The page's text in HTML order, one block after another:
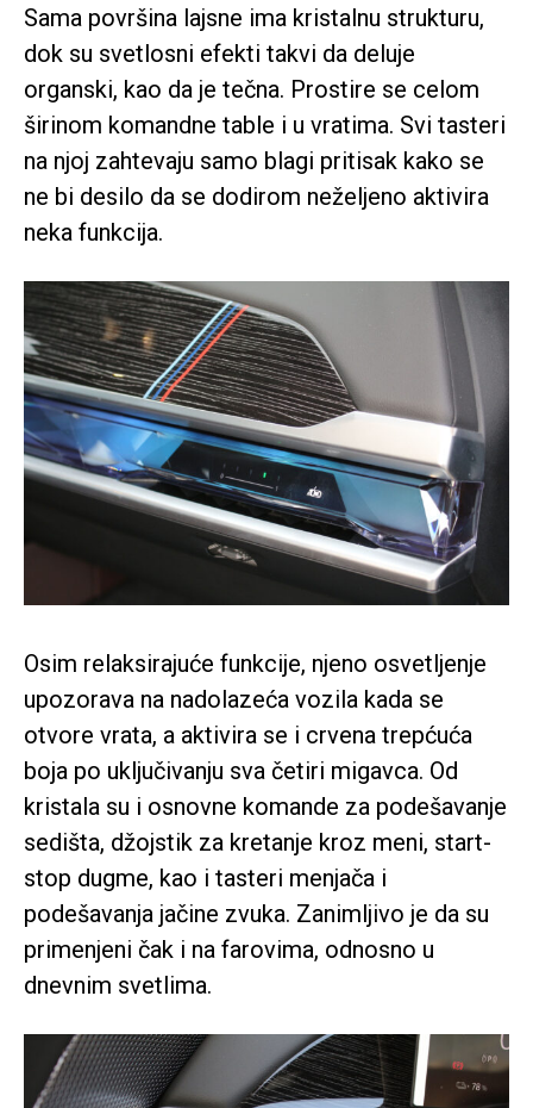
Sama površina lajsne ima kristalnu strukturu,
dok su svetlosni efekti takvi da deluje
organski, kao da je tečna. Prostire se celom
širinom komandne table i u vratima. Svi tasteri
na njoj zahtevaju samo blagi pritisak kako se
ne bi desilo da se dodirom neželjeno aktivira
neka funkcija.
Osim relaksirajuće funkcije, njeno osvetljenje
upozorava na nadolazeća vozila kada se
otvore vrata, a aktivira se i crvena trepćuća
boja po uključivanju sva četiri migavca. Od
kristala su i osnovne komande za podešavanje
sedišta, džojstik za kretanje kroz meni, start-
stop dugme, kao i tasteri menjača i
podešavanja jačine zvuka. Zanimljivo je da su
primenjeni čak i na farovima, odnosno u
dnevnim svetlima.